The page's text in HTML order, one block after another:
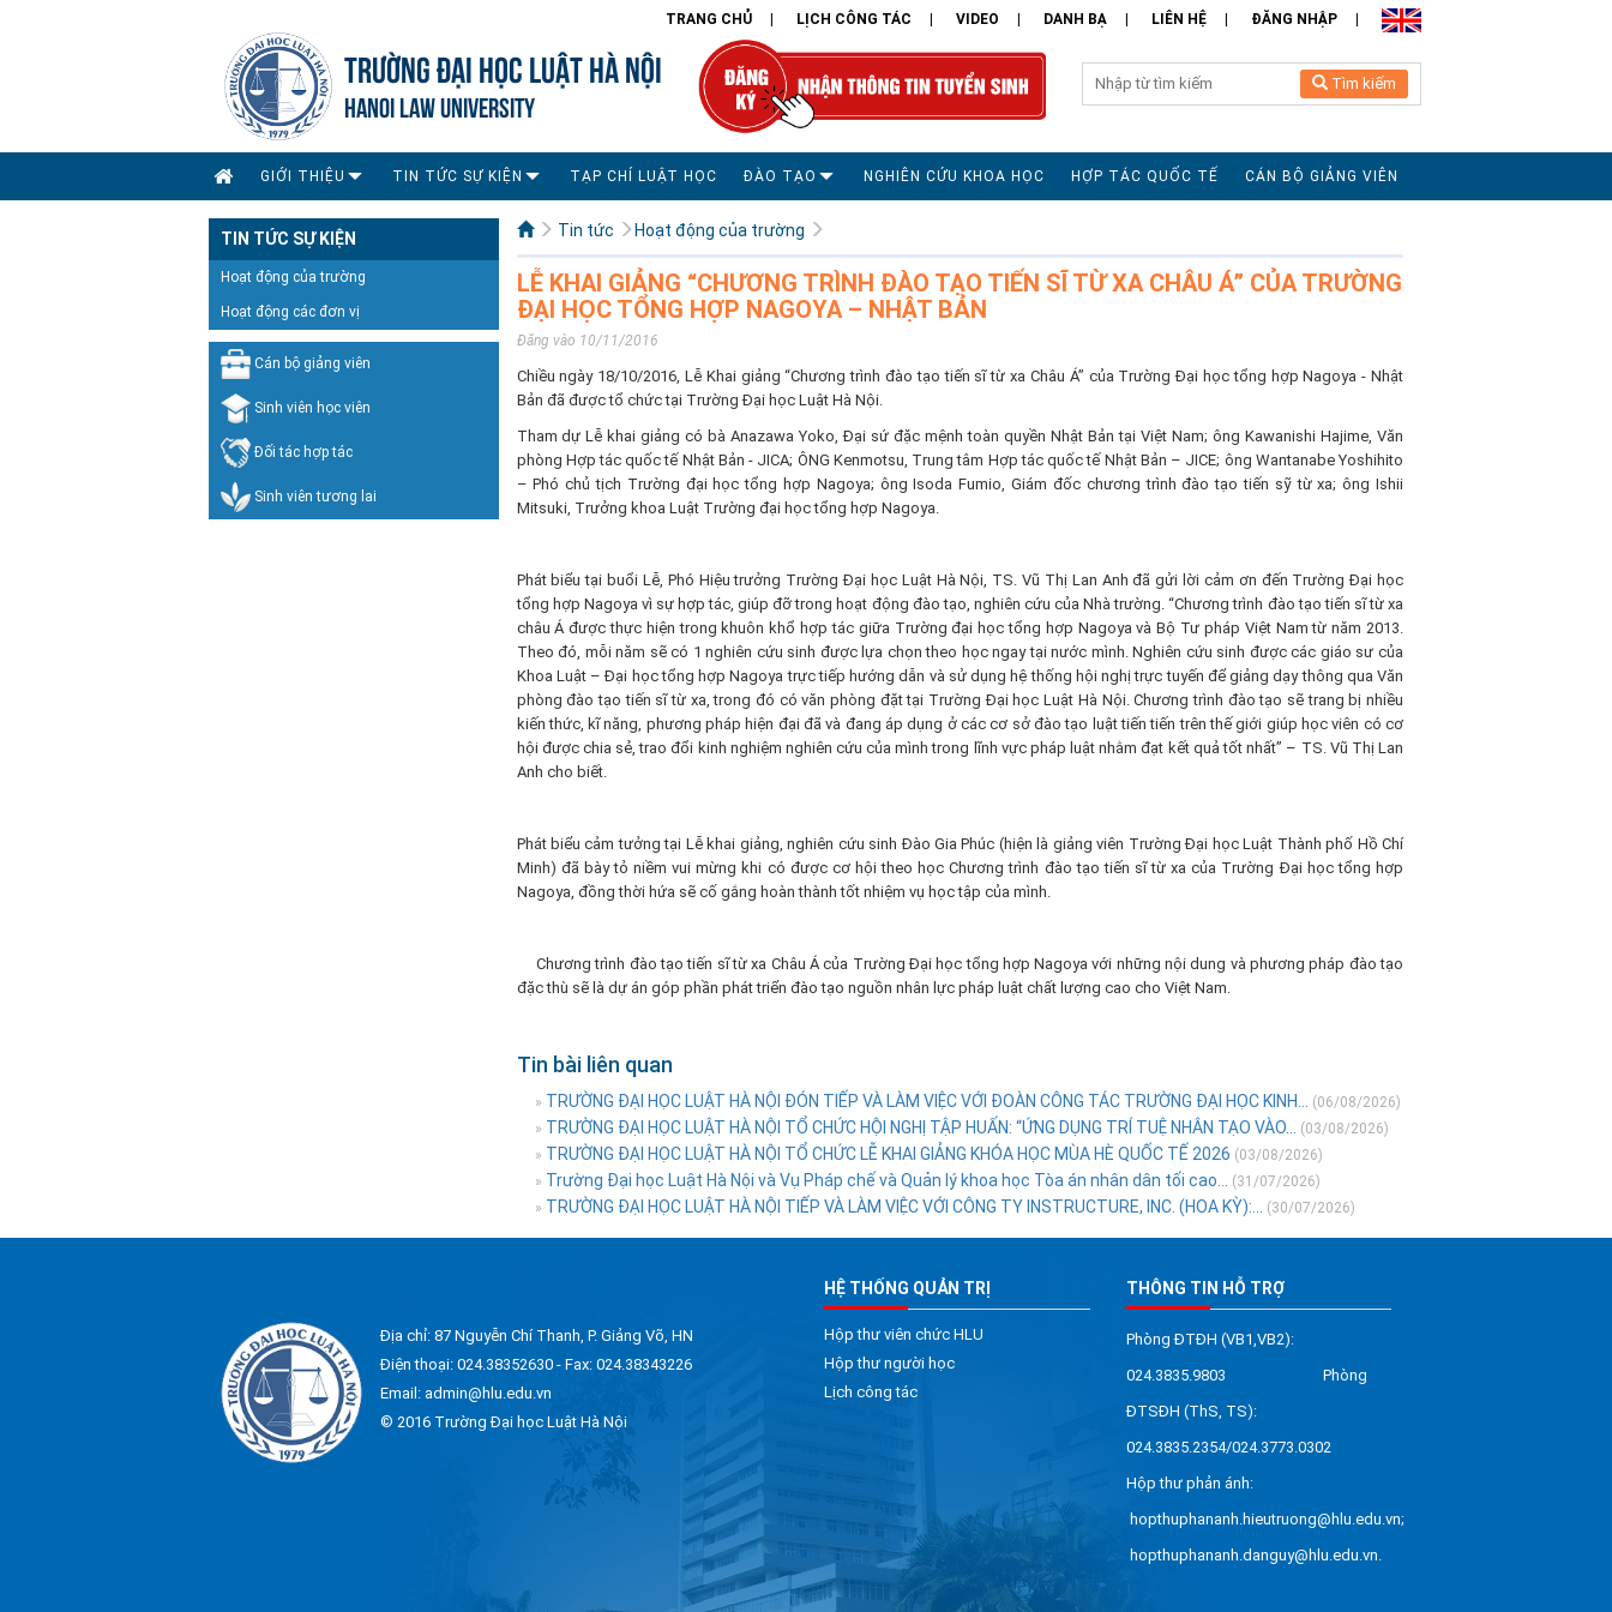
TRANG CHỦ LỊCH CÔNG TÁC VIDEO DANH BẠ LIÊN HỆ ĐĂNG NHẬP
TRƯỜNG ĐẠI HỌC LUẬT HÀ NỘI
HANOI LAW UNIVERSITY
Tìm kiếm
GIỚI THIỆU TIN TỨC SỰ KIỆN TẠP CHÍ LUẬT HỌC ĐÀO TẠO NGHIÊN CỨU KHOA HỌC HỢP TÁC QUỐC TẾ CÁN BỘ GIẢNG VIÊN
TIN TỨC SỰ KIỆN
Hoạt động của trường
Hoạt động các đơn vị
Cán bộ giảng viên
Sinh viên học viên
Đối tác hợp tác
Sinh viên tương lai
Tin tức Hoạt động của trường
LỄ KHAI GIẢNG “CHƯƠNG TRÌNH ĐÀO TẠO TIẾN SĨ TỪ XA CHÂU Á” CỦA TRƯỜNG
ĐẠI HỌC TỔNG HỢP NAGOYA – NHẬT BẢN
Đăng vào 10/11/2016
Chiều ngày 18/10/2016, Lễ Khai giảng “Chương trình đào tạo tiến sĩ từ xa Châu Á” của Trường Đại học tổng hợp Nagoya - Nhật
Bản đã được tổ chức tại Trường Đại học Luật Hà Nội.
Tham dự Lễ khai giảng có bà Anazawa Yoko, Đại sứ đặc mệnh toàn quyền Nhật Bản tại Việt Nam; ông Kawanishi Hajime, Văn
phòng Hợp tác quốc tế Nhật Bản - JICA; ÔNG Kenmotsu, Trung tâm Hợp tác quốc tế Nhật Bản – JICE; ông Wantanabe Yoshihito
– Phó chủ tịch Trường đại học tổng hợp Nagoya; ông Isoda Fumio, Giám đốc chương trình đào tạo tiến sỹ từ xa; ông Ishii
Mitsuki, Trưởng khoa Luật Trường đại học tổng hợp Nagoya.
Phát biểu tại buổi Lễ, Phó Hiệu trưởng Trường Đại học Luật Hà Nội, TS. Vũ Thị Lan Anh đã gửi lời cảm ơn đến Trường Đại học
tổng hợp Nagoya vì sự hợp tác, giúp đỡ trong hoạt động đào tạo, nghiên cứu của Nhà trường. “Chương trình đào tạo tiến sĩ từ xa
châu Á được thực hiện trong khuôn khổ hợp tác giữa Trường đại học tổng hợp Nagoya và Bộ Tư pháp Việt Nam từ năm 2013.
Theo đó, mỗi năm sẽ có 1 nghiên cứu sinh được lựa chọn theo học ngay tại nước mình. Nghiên cứu sinh được các giáo sư của
Khoa Luật – Đại học tổng hợp Nagoya trực tiếp hướng dẫn và sử dụng hệ thống hội nghị trực tuyến để giảng dạy thông qua Văn
phòng đào tạo tiến sĩ từ xa, trong đó có văn phòng đặt tại Trường Đại học Luật Hà Nội. Chương trình đào tạo sẽ trang bị nhiều
kiến thức, kĩ năng, phương pháp hiện đại đã và đang áp dụng ở các cơ sở đào tạo luật tiến tiến trên thế giới giúp học viên có cơ
hội được chia sẻ, trao đổi kinh nghiệm nghiên cứu của mình trong lĩnh vực pháp luật nhằm đạt kết quả tốt nhất” – TS. Vũ Thị Lan
Anh cho biết.
Phát biểu cảm tưởng tại Lễ khai giảng, nghiên cứu sinh Đào Gia Phúc (hiện là giảng viên Trường Đại học Luật Thành phố Hồ Chí
Minh) đã bày tỏ niềm vui mừng khi có được cơ hội theo học Chương trình đào tạo tiến sĩ từ xa của Trường Đại học tổng hợp
Nagoya, đồng thời hứa sẽ cố gắng hoàn thành tốt nhiệm vụ học tập của mình.
Chương trình đào tạo tiến sĩ từ xa Châu Á của Trường Đại học tổng hợp Nagoya với những nội dung và phương pháp đào tạo
đặc thù sẽ là dự án góp phần phát triển đào tạo nguồn nhân lực pháp luật chất lượng cao cho Việt Nam.
Tin bài liên quan
» TRƯỜNG ĐẠI HỌC LUẬT HÀ NỘI ĐÓN TIẾP VÀ LÀM VIỆC VỚI ĐOÀN CÔNG TÁC TRƯỜNG ĐẠI HỌC KINH...
(06/08/2026)
» TRƯỜNG ĐẠI HỌC LUẬT HÀ NỘI TỔ CHỨC HỘI NGHỊ TẬP HUẤN: “ỨNG DỤNG TRÍ TUỆ NHÂN TẠO VÀO...
(03/08/2026)
» TRƯỜNG ĐẠI HỌC LUẬT HÀ NỘI TỔ CHỨC LỄ KHAI GIẢNG KHÓA HỌC MÙA HÈ QUỐC TẾ 2026 (03/08/2026)
» Trường Đại học Luật Hà Nội và Vụ Pháp chế và Quản lý khoa học Tòa án nhân dân tối cao...
(31/07/2026)
» TRƯỜNG ĐẠI HỌC LUẬT HÀ NỘI TIẾP VÀ LÀM VIỆC VỚI CÔNG TY INSTRUCTURE, INC. (HOA KỲ):... (30/07/2026)
Địa chỉ: 87 Nguyễn Chí Thanh, P. Giảng Võ, HN
Điện thoại: 024.38352630 - Fax: 024.38343226
Email: admin@hlu.edu.vn
© 2016 Trường Đại học Luật Hà Nội
HỆ THỐNG QUẢN TRỊ
Hộp thư viên chức HLU
Hộp thư người học
Lịch công tác
THÔNG TIN HỖ TRỢ
Phòng ĐTĐH (VB1,VB2):
024.3835.9803 Phòng
ĐTSĐH (ThS, TS):
024.3835.2354/024.3773.0302
Hộp thư phản ánh:
hopthuphananh.hieutruong@hlu.edu.vn;
hopthuphananh.danguy@hlu.edu.vn.